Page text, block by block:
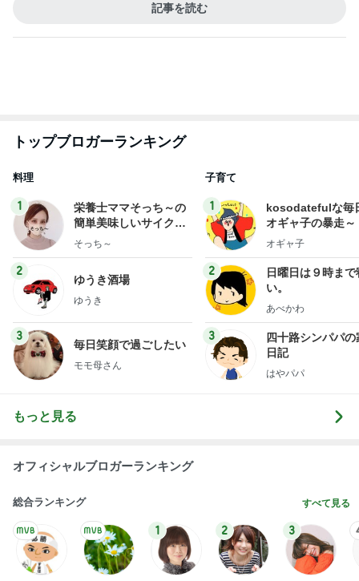
記事を読む
トップブロガーランキング
料理
1
栄養士ママそっち～の
簡単美味しいサイクル
献立
そっち～
2
ゆうき酒場
ゆうき
3
毎日笑顔で過ごしたい
モモ母さん
子育て
1
kosodatefulな毎
オギャ子の暴走～
オギャ子
2
日曜日は９時まで
い。
あべかわ
3
四十路シンパパの
日記
はやパパ
もっと見る
オフィシャルブロガーランキング
総合ランキング すべて見る
1 2 3